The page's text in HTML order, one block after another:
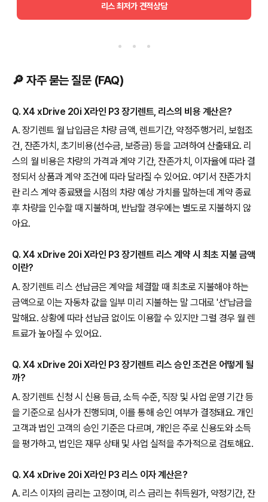
리스 최저가 견적상담
🔎 자주 묻는 질문 (FAQ)
Q. X4 xDrive 20i X라인 P3 장기렌트, 리스의 비용 계산은?
A. 장기렌트 월 납입금은 차량 금액, 렌트기간, 약정주행거리, 보험조
건, 잔존가치, 초기비용(선수금, 보증금) 등을 고려하여 산출돼요. 리
스의 월 비용은 차량의 가격과 계약 기간, 잔존가치, 이자율에 따라 결
정되서 상품과 계약 조건에 따라 달라질 수 있어요. 여기서 잔존가치
란 리스 계약 종료됐을 시점의 차량 예상 가치를 말하는데 계약 종료
후 차량을 인수할 때 지불하며, 반납할 경우에는 별도로 지불하지 않
아요.
Q. X4 xDrive 20i X라인 P3 장기렌트 리스 계약 시 최초 지불 금액
이란?
A. 장기렌트 리스 선납금은 계약을 체결할 때 최초로 지불해야 하는
금액으로 이는 자동차 값을 일부 미리 지불하는 말 그대로 '선'납금을
말해요. 상황에 따라 선납금 없이도 이용할 수 있지만 그럴 경우 월 렌
트료가 높아질 수 있어요.
Q. X4 xDrive 20i X라인 P3 장기렌트 리스 승인 조건은 어떻게 될
까?
A. 장기렌트 신청 시 신용 등급, 소득 수준, 직장 및 사업 운영 기간 등
을 기준으로 심사가 진행되며, 이를 통해 승인 여부가 결정돼요. 개인
고객과 법인 고객의 승인 기준은 다르며, 개인은 주로 신용도와 소득
을 평가하고, 법인은 재무 상태 및 사업 실적을 추가적으로 검토해요.
Q. X4 xDrive 20i X라인 P3 리스 이자 계산은?
A. 리스 이자의 금리는 고정이며, 리스 금리는 취득원가, 약정기간, 잔